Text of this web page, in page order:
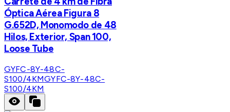
Óptica Aérea Figura 8
G.652D, Monomodo de 48
Hilos, Exterior, Span 100,
Loose Tube
GYFC-8Y-48C-
S100/4KMGYFC-8Y-48C-
S100/4KM